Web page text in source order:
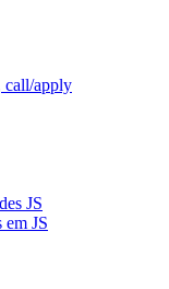
call/apply
JS
em JS